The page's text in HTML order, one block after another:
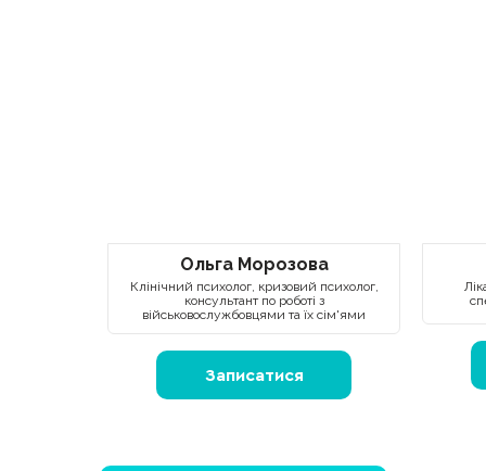
Ольга Морозова
Клінічний психолог, кризовий психолог,
консультант по роботі з
військовослужбовцями та їх сім'ями
Записатися